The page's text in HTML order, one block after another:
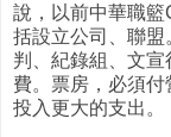
說，以前中華職
括設立公司、聯
判、紀錄組、文
費。票房，必須
投入更大的支出。